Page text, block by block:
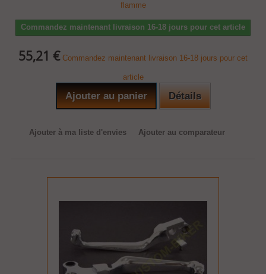
flamme
Commandez maintenant livraison 16-18 jours pour cet article
55,21 € Commandez maintenant livraison 16-18 jours pour cet
article
Ajouter au panier Détails
Ajouter à ma liste d'envies Ajouter au comparateur